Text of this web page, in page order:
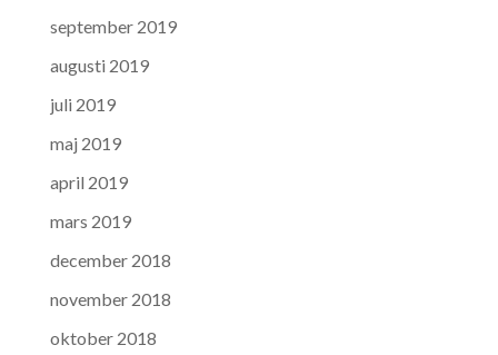
september 2019
augusti 2019
juli 2019
maj 2019
april 2019
mars 2019
december 2018
november 2018
oktober 2018